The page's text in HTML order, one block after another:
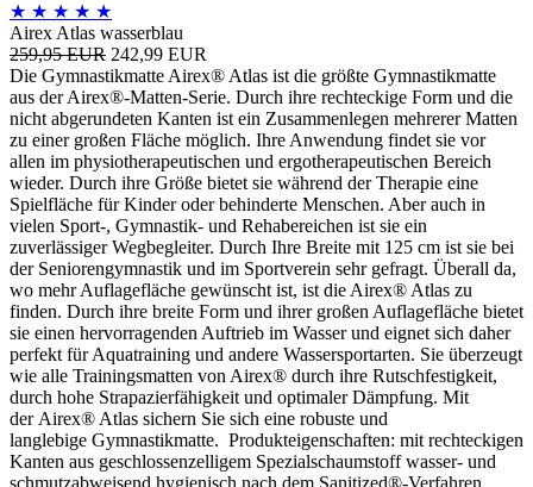
★ ★ ★ ★ ★
Airex Atlas wasserblau
259,95 EUR 242,99 EUR
Die Gymnastikmatte Airex® Atlas ist die größte Gymnastikmatte
aus der Airex®-Matten-Serie. Durch ihre rechteckige Form und die
nicht abgerundeten Kanten ist ein Zusammenlegen mehrerer Matten
zu einer großen Fläche möglich. Ihre Anwendung findet sie vor
allen im physiotherapeutischen und ergotherapeutischen Bereich
wieder. Durch ihre Größe bietet sie während der Therapie eine
Spielfläche für Kinder oder behinderte Menschen. Aber auch in
vielen Sport-, Gymnastik- und Rehabereichen ist sie ein
zuverlässiger Wegbegleiter. Durch Ihre Breite mit 125 cm ist sie bei
der Seniorengymnastik und im Sportverein sehr gefragt. Überall da,
wo mehr Auflagefläche gewünscht ist, ist die Airex® Atlas zu
finden. Durch ihre breite Form und ihrer großen Auflagefläche bietet
sie einen hervorragenden Auftrieb im Wasser und eignet sich daher
perfekt für Aquatraining und andere Wassersportarten. Sie überzeugt
wie alle Trainingsmatten von Airex® durch ihre Rutschfestigkeit,
durch hohe Strapazierfähigkeit und optimaler Dämpfung. Mit
der Airex® Atlas sichern Sie sich eine robuste und
langlebige Gymnastikmatte. Produkteigenschaften: mit rechteckigen
Kanten aus geschlossenzelligem Spezialschaumstoff wasser- und
schmutzabweisend hygienisch nach dem Sanitized®-Verfahren